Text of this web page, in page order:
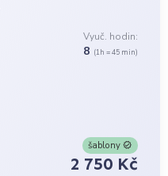
Vyuč. hodin:
8 (1h = 45 min)
šablony
2 750 Kč